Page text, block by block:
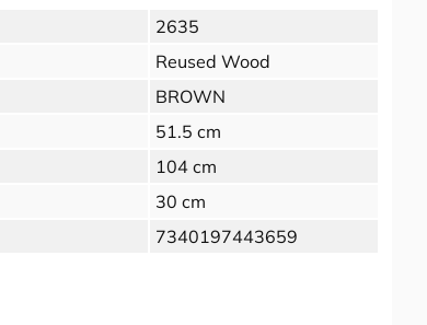
2635
Reused Wood
BROWN
51.5 cm
104 cm
30 cm
7340197443659